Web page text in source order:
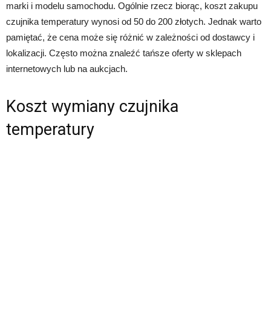
marki i modelu samochodu. Ogólnie rzecz biorąc, koszt zakupu
czujnika temperatury wynosi od 50 do 200 złotych. Jednak warto
pamiętać, że cena może się różnić w zależności od dostawcy i
lokalizacji. Często można znaleźć tańsze oferty w sklepach
internetowych lub na aukcjach.
Koszt wymiany czujnika
temperatury